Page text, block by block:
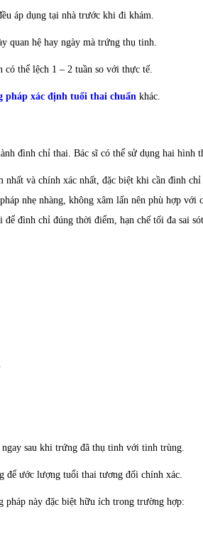
áp dụng tại nhà trước khi đi khám.
quan hệ hay ngày mà trứng thụ tinh.
thể lệch 1 – 2 tuần so với thực tế.
pháp xác định tuổi thai chuẩn khác.
đình chỉ thai. Bác sĩ có thể sử dụng hai hình
và chính xác nhất, đặc biệt khi cần đình chỉ
nhẹ nhàng, không xâm lấn nên phù hợp với
đình chỉ đúng thời điểm, hạn chế tối đa sai sót
sau khi trứng đã thụ tinh với tinh trùng.
để ước lượng tuổi thai tương đối chính xác.
pháp này đặc biệt hữu ích trong trường hợp: